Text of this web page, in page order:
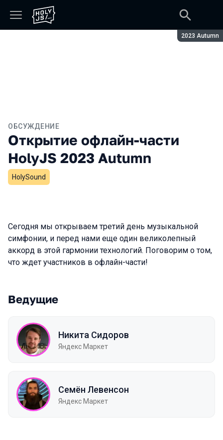
Сезон:
2023 Autumn
ОБСУЖДЕНИЕ
Открытие офлайн-части
HolyJS 2023 Autumn
HolySound
Сегодня мы открываем третий день музыкальной
симфонии, и перед нами еще один великолепный
аккорд в этой гармонии технологий. Поговорим о том,
что ждет участников в офлайн-части!
Ведущие
Никита Сидоров
Яндекс Маркет
Семён Левенсон
Яндекс Маркет